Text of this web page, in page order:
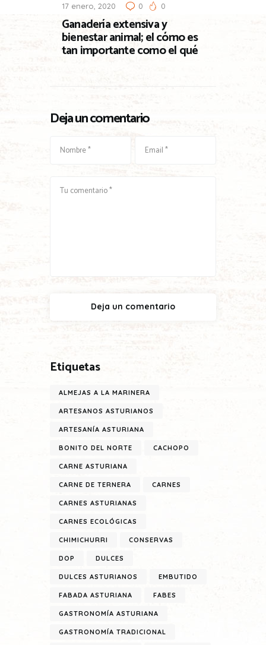
17 enero, 2020 0 0
Ganadería extensiva y
bienestar animal; el cómo es
tan importante como el qué
Deja un comentario
Etiquetas
ALMEJAS A LA MARINERA
ARTESANOS ASTURIANOS
ARTESANÍA ASTURIANA
BONITO DEL NORTE CACHOPO
CARNE ASTURIANA
CARNE DE TERNERA CARNES
CARNES ASTURIANAS
CARNES ECOLÓGICAS
CHIMICHURRI CONSERVAS
DOP DULCES
DULCES ASTURIANOS EMBUTIDO
FABADA ASTURIANA FABES
GASTRONOMÍA ASTURIANA
GASTRONOMÍA TRADICIONAL